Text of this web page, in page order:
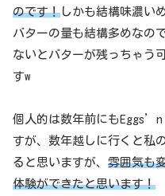
のです！ しかも結構味濃い
バターの量も結構多めなの
ないとバターが残っちゃう
すw
個人的は数年前にも
すが、数年越しに行くと私
ると思いますが、 雰囲気も
体験ができたと思います！